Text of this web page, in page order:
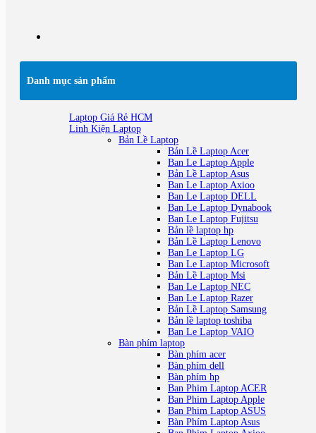
Danh mục sản phẩm
Laptop Giá Rẻ HCM
Linh Kiện Laptop
Bản Lề Laptop
Bản Lề Laptop Acer
Ban Le Laptop Apple
Bản Lề Laptop Asus
Ban Le Laptop Axioo
Ban Le Laptop DELL
Ban Le Laptop Dynabook
Ban Le Laptop Fujitsu
Bản lề laptop hp
Bản Lề Laptop Lenovo
Ban Le Laptop LG
Ban Le Laptop Microsoft
Bản Lề Laptop Msi
Ban Le Laptop NEC
Ban Le Laptop Razer
Bản Lề Laptop Samsung
Bản lề laptop toshiba
Ban Le Laptop VAIO
Bàn phím laptop
Bàn phím acer
Bàn phím dell
Bàn phím hp
Ban Phim Laptop ACER
Ban Phim Laptop Apple
Ban Phim Laptop ASUS
Bàn Phím Laptop Asus